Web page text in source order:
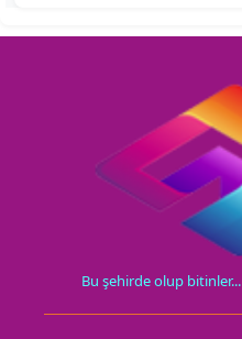
Bu şehirde olup bitinler...